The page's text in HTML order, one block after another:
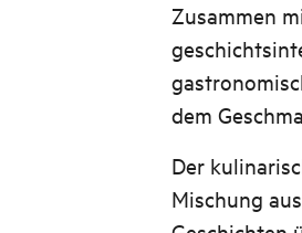
Zusammen
dem
Der
Mischung